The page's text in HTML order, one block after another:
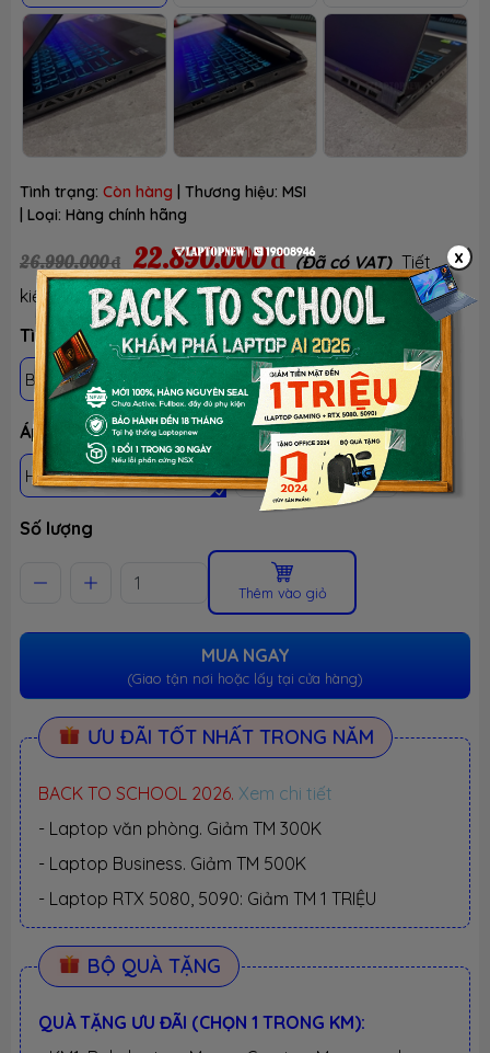
Tình trạng: Còn hàng | Thương hiệu: MSI
| Loại: Hàng chính hãng
26.990.000 ₫ 22.890.000 ₫ (Đã có VAT) Tiết
kiệm: -15%
Tình trạng: Mới 100%, chưa active, fullbox
BH 24 THÁNG - 1 ĐỔI 1 TRONG 30 NGÀY LỖI NSX
Áp dụng khách hàng
HS-SV, GIÁO VIÊN & NVVP KHÁCH HÀNG KHÁC
Số lượng
Thêm vào giỏ
MUA NGAY
(Giao tận nơi hoặc lấy tại cửa hàng)
ƯU ĐÃI TỐT NHẤT TRONG NĂM
BACK TO SCHOOL 2026. Xem chi tiết
- Laptop văn phòng. Giảm TM 300K
- Laptop Business. Giảm TM 500K
- Laptop RTX 5080, 5090: Giảm TM 1 TRIỆU
BỘ QUÀ TẶNG
QUÀ TẶNG ƯU ĐÃI (CHỌN 1 TRONG KM):
x